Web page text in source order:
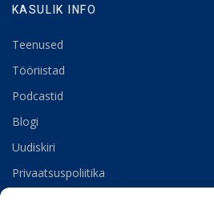
KASULIK INFO
Teenused
Tööriistad
Podcastid
Blogi
Uudiskiri
Privaatsuspoliitika